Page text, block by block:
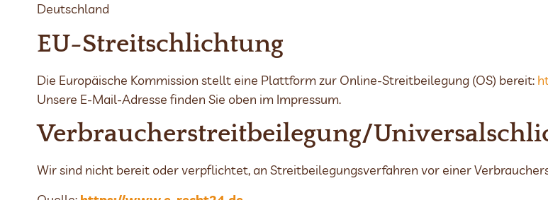
Deutschland
EU-Streitschlichtung
Die Europäische Kommission stellt eine Plattform zur Online-Streitbeilegung (OS) bereit:
Unsere E-Mail-Adresse finden Sie oben im Impressum.
Verbraucher­streit­beilegung/
Wir sind nicht bereit oder verpflichtet, an Streitbeilegungsverfahren vor einer